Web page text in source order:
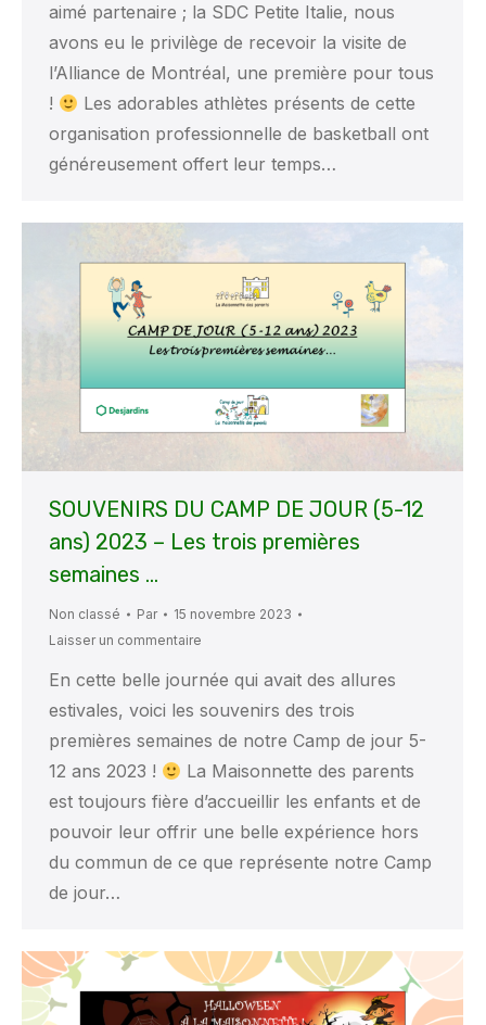
aimé partenaire ; la SDC Petite Italie, nous
avons eu le privilège de recevoir la visite de
l’Alliance de Montréal, une première pour tous
!
Les adorables athlètes présents de cette
organisation professionnelle de basketball ont
généreusement offert leur temps…
SOUVENIRS DU CAMP DE JOUR (5-12
ans) 2023 – Les trois premières
semaines …
Non classé Par
15 novembre 2023
Laisser un commentaire
En cette belle journée qui avait des allures
estivales, voici les souvenirs des trois
premières semaines de notre Camp de jour 5-
12 ans 2023 !
La Maisonnette des parents
est toujours fière d’accueillir les enfants et de
pouvoir leur offrir une belle expérience hors
du commun de ce que représente notre Camp
de jour…